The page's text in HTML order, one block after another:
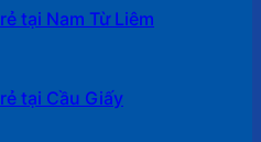
tại Nam Từ Liêm
tại Cầu Giấy